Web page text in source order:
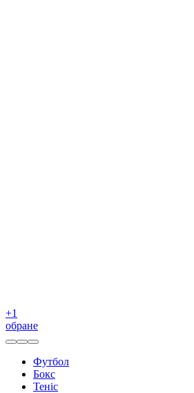
+1
обране
Футбол
Бокс
Теніс